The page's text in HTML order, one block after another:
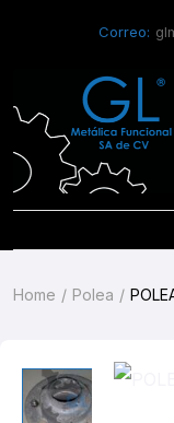
Correo:
Home Polea